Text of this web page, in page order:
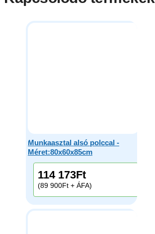
Munkaasztal alsó polccal -
Méret:80x60x85cm
114 173Ft
(89 900Ft + ÁFA)